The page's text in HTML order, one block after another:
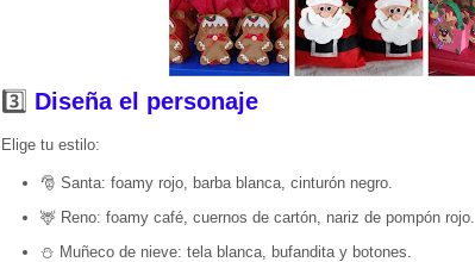
3️⃣ Diseña el personaje
Elige tu estilo:
🎅 Santa: foamy rojo, barba blanca, cinturón negro.
🦌 Reno: foamy café, cuernos de cartón, nariz de pompón rojo.
⛄ Muñeco de nieve: tela blanca, bufandita y botones.